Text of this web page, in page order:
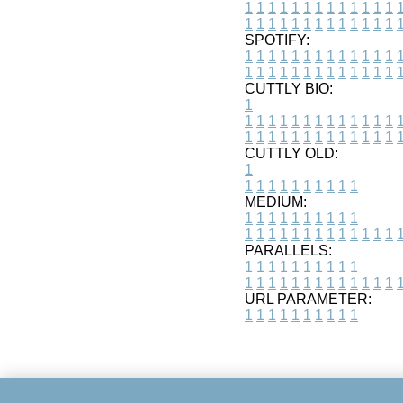
1 1 1 1 1 1 1 1 1 1 1 1 1 1
1 1 1 1 1 1 1 1 1 1 1 1 1 1
SPOTIFY:
1 1 1 1 1 1 1 1 1 1 1 1 1 1
1 1 1 1 1 1 1 1 1 1 1 1 1 1
CUTTLY BIO:
1
1 1 1 1 1 1 1 1 1 1 1 1 1 1
1 1 1 1 1 1 1 1 1 1 1 1 1 1
CUTTLY OLD:
1
1 1 1 1 1 1 1 1 1 1
MEDIUM:
1 1 1 1 1 1 1 1 1 1
1 1 1 1 1 1 1 1 1 1 1 1 1 1
PARALLELS:
1 1 1 1 1 1 1 1 1 1
1 1 1 1 1 1 1 1 1 1 1 1 1 1
URL PARAMETER:
1 1 1 1 1 1 1 1 1 1